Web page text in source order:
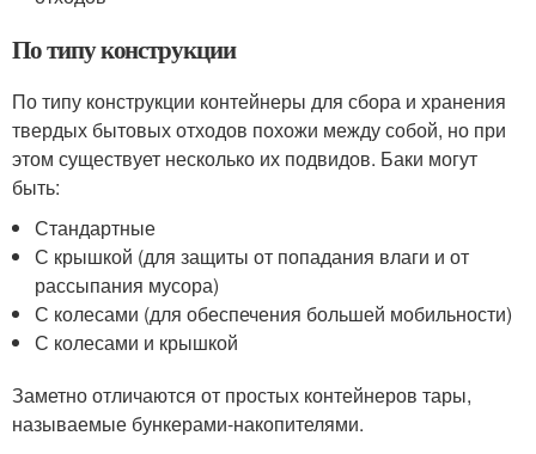
По типу конструкции
По типу конструкции контейнеры для сбора и хранения
твердых бытовых отходов похожи между собой, но при
этом существует несколько их подвидов. Баки могут
быть:
Стандартные
С крышкой (для защиты от попадания влаги и от
рассыпания мусора)
С колесами (для обеспечения большей мобильности)
С колесами и крышкой
Заметно отличаются от простых контейнеров тары,
называемые бункерами-накопителями.